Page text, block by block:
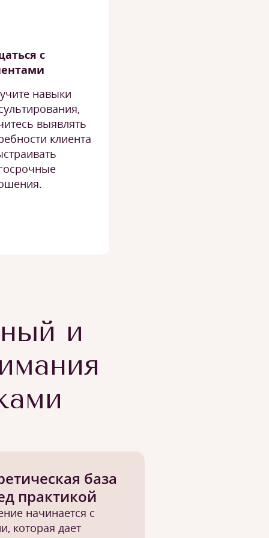
с
навыки
выявлять
клиента
и
база
практикой
начинается с
которая дает